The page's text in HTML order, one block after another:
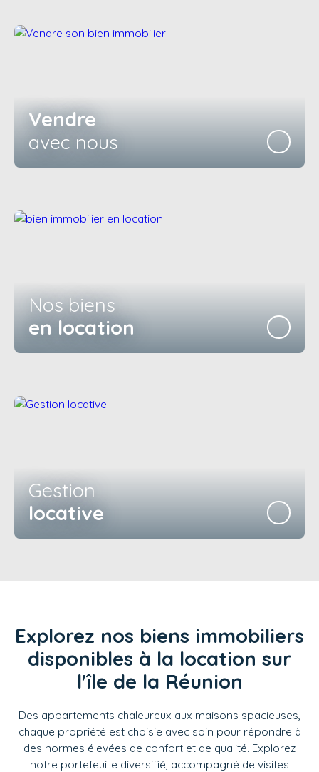
Vendre
avec nous
Nos biens
en location
Gestion
locative
Explorez nos biens immobiliers
disponibles à la location sur
l'île de la Réunion
Des appartements chaleureux aux maisons spacieuses,
chaque propriété est choisie avec soin pour répondre à
des normes élevées de confort et de qualité. Explorez
notre portefeuille diversifié, accompagné de visites